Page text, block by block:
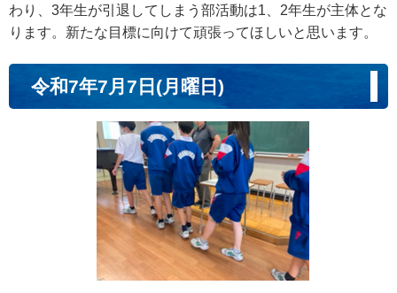
わり、3年生が引退してしまう部活動は1、2年生が主体とな
ります。新たな目標に向けて頑張ってほしいと思います。
令和7年7月7日(月曜日)